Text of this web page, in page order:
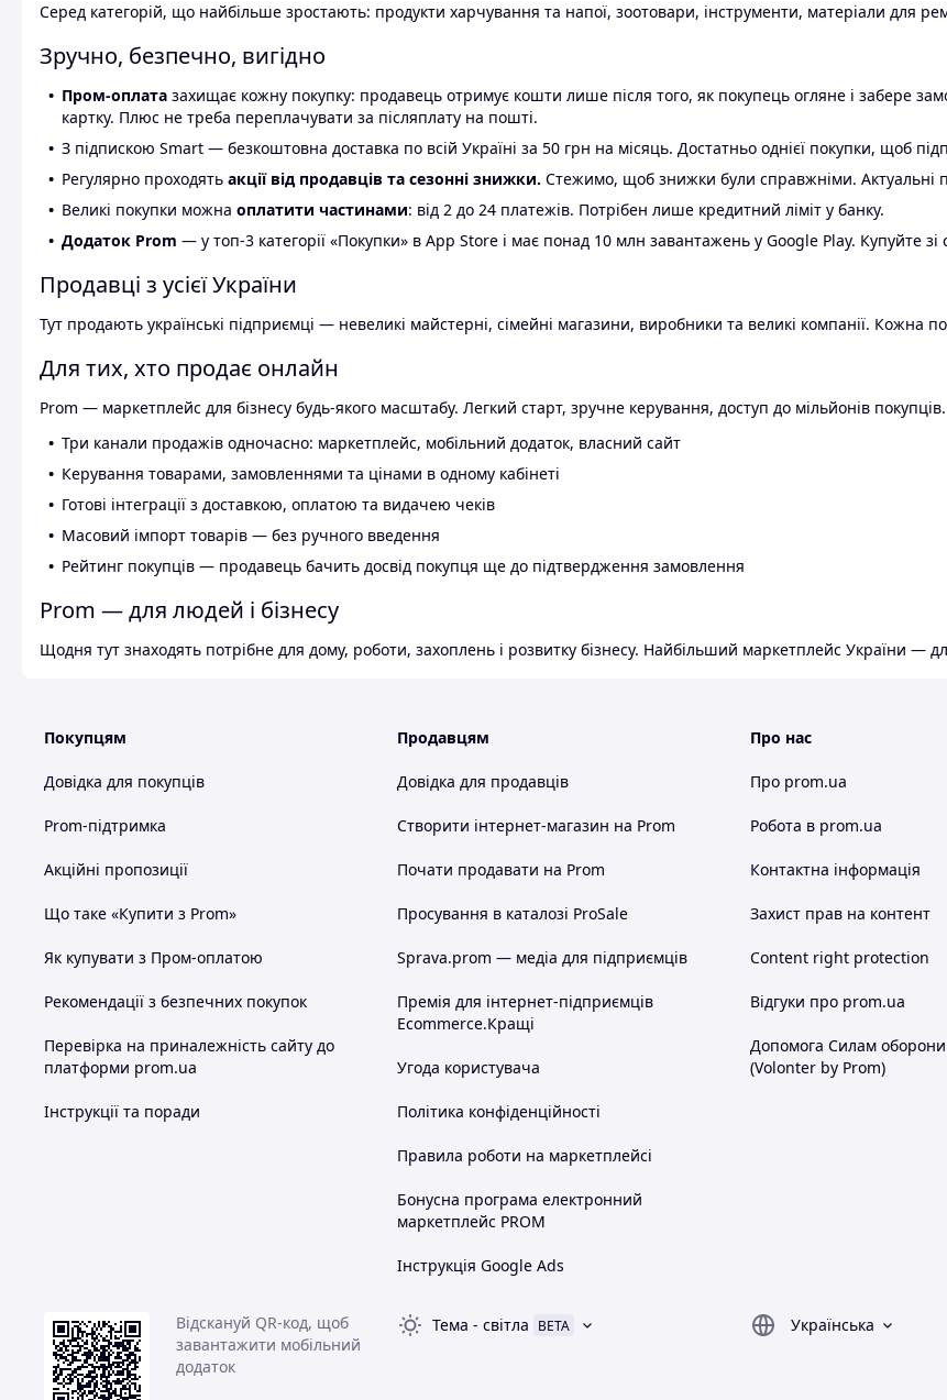
Серед категорій, що найбільше зростають: продукти харчування та напої, зоотовари, інструменти, матеріали для
Зручно, безпечно, вигідно
Пром-оплата захищає кожну покупку: продавець отримує кошти лише після того, як покупець огляне і забере
картку. Плюс не треба переплачувати за післяплату на пошті.
З підпискою Smart — безкоштовна доставка по всій Україні за 50 грн на місяць. Достатньо однієї покупки, щоб
Регулярно проходять акції від продавців та сезонні знижки. Стежимо, щоб знижки були справжніми. Актуальні
Великі покупки можна оплатити частинами: від 2 до 24 платежів. Потрібен лише кредитний ліміт у банку.
Додаток Prom — у топ-3 категорії «Покупки» в App Store і має понад 10 млн завантажень у Google Play. Купуйте
Продавці з усієї України
Тут продають українські підприємці — невеликі майстерні, сімейні магазини, виробники та великі компанії. Кожна
Для тих, хто продає онлайн
Prom — маркетплейс для бізнесу будь-якого масштабу. Легкий старт, зручне керування, доступ до мільйонів покупців.
Три канали продажів одночасно: маркетплейс, мобільний додаток, власний сайт
Керування товарами, замовленнями та цінами в одному кабінеті
Готові інтеграції з доставкою, оплатою та видачею чеків
Масовий імпорт товарів — без ручного введення
Рейтинг покупців — продавець бачить досвід покупця ще до підтвердження замовлення
Prom — для людей і бізнесу
Щодня тут знаходять потрібне для дому, роботи, захоплень і розвитку бізнесу. Найбільший маркетплейс України —
Покупцям
Довідка для покупців
Prom-підтримка
Акційні пропозиції
Що таке «Купити з Prom»
Як купувати з Пром-оплатою
Рекомендації з безпечних покупок
Перевірка на приналежність сайту до
платформи prom.ua
Інструкції та поради
Продавцям
Довідка для продавців
Створити інтернет-магазин на Prom
Почати продавати на Prom
Просування в каталозі ProSale
Sprava.prom — медіа для підприємців
Премія для інтернет-підприємців
Ecommerce.Кращі
Угода користувача
Політика конфіденційності
Правила роботи на маркетплейсі
Бонусна програма електронний
маркетплейс PROM
Інструкція Google Ads
Про нас
Про prom.ua
Робота в prom.ua
Контактна інформація
Захист прав на контент
Content right protection
Відгуки про prom.ua
Допомога Силам оборони
(Volonter by Prom)
Відскануй QR-код, щоб
завантажити мобільний
додаток
Тема - світла BETA
Українська